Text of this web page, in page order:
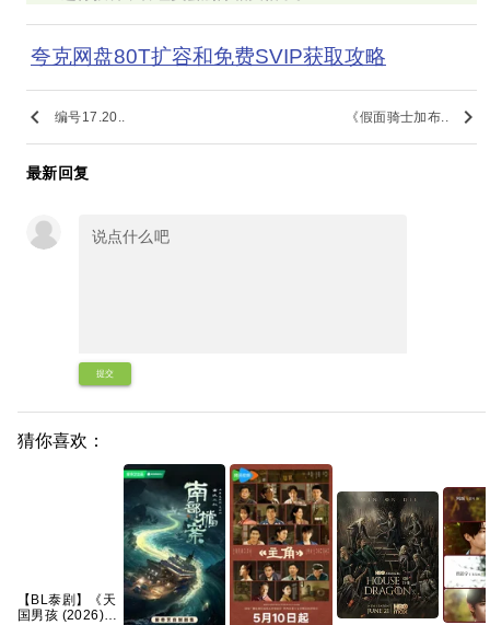
夸克网盘80T扩容和免费SVIP获取攻略
keyboard_arrow_left 编号17.20.. 《假面骑士加布.. keyboard_arrow_right
最新回复
提交
猜你喜欢：
【BL泰剧】《天
国男孩 (2026)